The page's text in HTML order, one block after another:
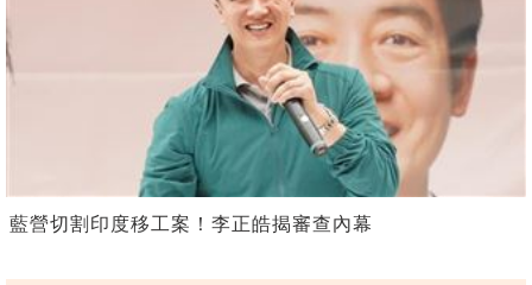
藍營切割印度移工案！李正皓揭審查內幕